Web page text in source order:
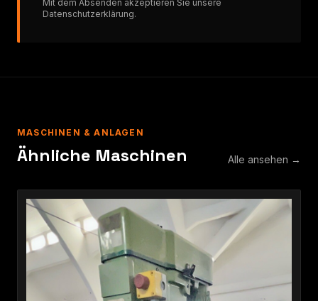
Mit dem Absenden akzeptieren Sie unsere
Datenschutzerklärung.
MASCHINEN & ANLAGEN
Ähnliche Maschinen Alle ansehen →